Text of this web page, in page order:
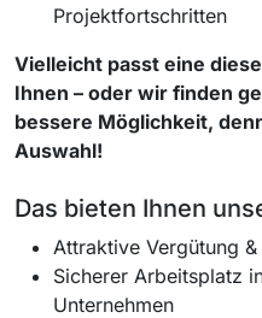
Projektfortschritten
Vielleicht passt eine
Ihnen – oder wir finden
bessere Möglichkeit,
Auswahl!
Das bieten Ihnen
Attraktive Vergütung
Sicherer Arbeitsplatz
Unternehmen